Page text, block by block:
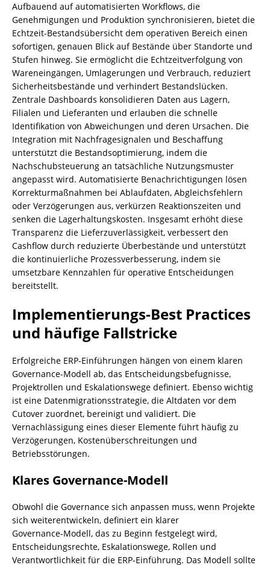
Aufbauend auf automatisierten Workflows, die
Genehmigungen und Produktion synchronisieren, bietet die
Echtzeit-Bestandsübersicht dem operativen Bereich einen
sofortigen, genauen Blick auf Bestände über Standorte und
Stufen hinweg. Sie ermöglicht die Echtzeitverfolgung von
Wareneingängen, Umlagerungen und Verbrauch, reduziert
Sicherheitsbestände und verhindert Bestandslücken.
Zentrale Dashboards konsolidieren Daten aus Lagern,
Filialen und Lieferanten und erlauben die schnelle
Identifikation von Abweichungen und deren Ursachen. Die
Integration mit Nachfragesignalen und Beschaffung
unterstützt die Bestandsoptimierung, indem die
Nachschubsteuerung an tatsächliche Nutzungsmuster
angepasst wird. Automatisierte Benachrichtigungen lösen
Korrekturmaßnahmen bei Ablaufdaten, Abgleichsfehlern
oder Verzögerungen aus, verkürzen Reaktionszeiten und
senken die Lagerhaltungskosten. Insgesamt erhöht diese
Transparenz die Lieferzuverlässigkeit, verbessert den
Cashflow durch reduzierte Überbestände und unterstützt
die kontinuierliche Prozessverbesserung, indem sie
umsetzbare Kennzahlen für operative Entscheidungen
bereitstellt.
Implementierungs-Best Practices
und häufige Fallstricke
Erfolgreiche ERP-Einführungen hängen von einem klaren
Governance-Modell ab, das Entscheidungsbefugnisse,
Projektrollen und Eskalationswege definiert. Ebenso wichtig
ist eine Datenmigrationsstrategie, die Altdaten vor dem
Cutover zuordnet, bereinigt und validiert. Die
Vernachlässigung eines dieser Elemente führt häufig zu
Verzögerungen, Kostenüberschreitungen und
Betriebsstörungen.
Klares Governance-Modell
Obwohl die Governance sich anpassen muss, wenn Projekte
sich weiterentwickeln, definiert ein klarer
Governance‑Modell, das zu Beginn festgelegt wird,
Entscheidungsrechte, Eskalationswege, Rollen und
Verantwortlichkeit für die ERP‑Einführung. Das Modell sollte